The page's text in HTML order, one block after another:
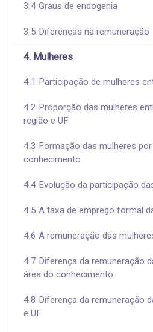
3.4 Graus de endogenia
3.5 Diferenças na remuneração
4. Mulheres
4.1 Participação de mulheres
4.2 Proporção das mulheres
região e UF
4.3 Formação das mulheres
conhecimento
4.4 Evolução da participação
4.5 A taxa de emprego formal
4.6 A remuneração das
4.7 Diferença da remuneração
área do conhecimento
4.8 Diferença da remuneração
e UF